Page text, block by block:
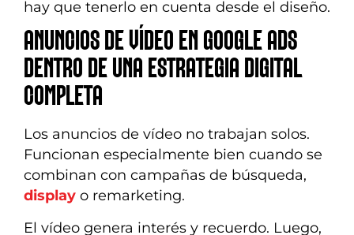
hay que tenerlo en cuenta desde el diseño.
ANUNCIOS DE VÍDEO EN GOOGLE ADS
DENTRO DE UNA ESTRATEGIA DIGITAL
COMPLETA
Los anuncios de vídeo no trabajan solos.
Funcionan especialmente bien cuando se
combinan con campañas de búsqueda,
display o remarketing.
El vídeo genera interés y recuerdo. Luego,